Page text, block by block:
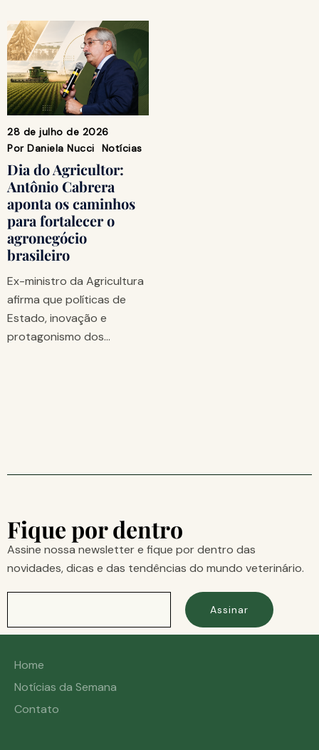
28 de julho de 2026
Por Daniela Nucci Notícias
Dia do Agricultor:
Antônio Cabrera
aponta os caminhos
para fortalecer o
agronegócio
brasileiro
Ex-ministro da Agricultura
afirma que políticas de
Estado, inovação e
protagonismo dos…
Fique por dentro
Assine nossa newsletter e fique por dentro das
novidades, dicas e das tendências do mundo veterinário.
Assinar
Home
Notícias da Semana
Contato